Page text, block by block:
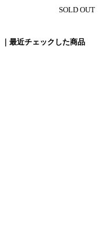
SOLD OUT
｜最近チェックした商品